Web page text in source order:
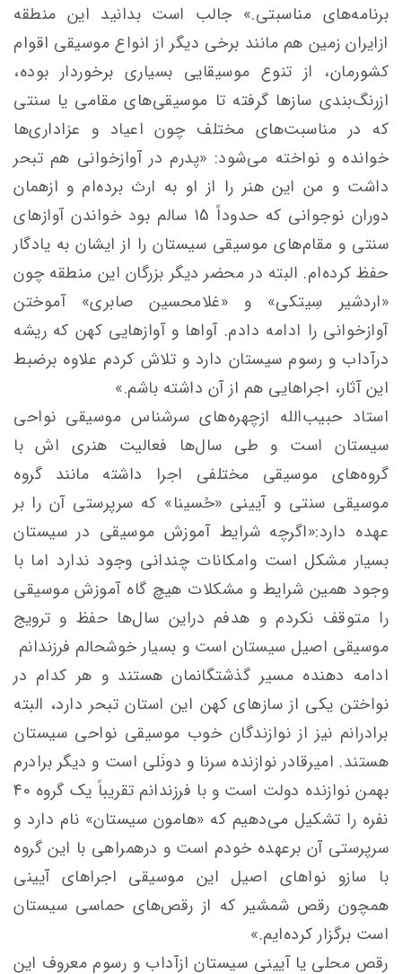
برنامه‌های مناسبتی.» جالب است بدانید این منطقه
ازایران زمین هم مانند برخی دیگر از انواع موسیقی اقوام
کشورمان، از تنوع موسیقایی بسیاری برخوردار بوده،
ازرنگ‌بندی سازها گرفته تا موسیقی‌های مقامی یا سنتی
که در مناسبت‌های مختلف چون اعیاد و عزاداری‌ها
خوانده و نواخته می‌شود: «پدرم در آوازخوانی هم تبحر
داشت و من این هنر را از او به ارث برده‌ام و ازهمان
دوران نوجوانی که حدوداً 15 سالم بود خواندن آوازهای
سنتی و مقام‌های موسیقی سیستان را از ایشان به یادگار
حفظ کرده‌ام. البته در محضر دیگر بزرگان این منطقه چون
«اردشیر سِیتکی» و «غلامحسین صابری» آموختن
آوازخوانی را ادامه دادم. آواها و آوازهایی کهن که ریشه
درآداب و رسوم سیستان دارد و تلاش کردم علاوه برضبط
این آثار، اجراهایی هم از آن داشته باشم.»
استاد حبیب‌الله ازچهره‌های سرشناس موسیقی نواحی
سیستان است و طی سال‌ها فعالیت هنری اش با
گروه‌های موسیقی مختلفی اجرا داشته مانند گروه
موسیقی سنتی و آیینی «حُسینا» که سرپرستی آن را بر
عهده دارد:«اگرچه شرایط آموزش موسیقی در سیستان
بسیار مشکل است وامکانات چندانی وجود ندارد اما با
وجود همین شرایط و مشکلات هیچ گاه آموزش موسیقی
را متوقف نکردم و هدفم دراین سال‌ها حفظ و ترویج
موسیقی اصیل سیستان است و بسیار خوشحالم فرزندانم
ادامه دهنده مسیر گذشتگانمان هستند و هر کدام در
نواختن یکی از سازهای کهن این استان تبحر دارد، البته
برادرانم نیز از نوازندگان خوب موسیقی نواحی سیستان
هستند. امیرقادر نوازنده سرنا و دونَلی است و دیگر برادرم
بهمن نوازنده دولت است و با فرزندانم تقریباً یک گروه 40
نفره را تشکیل می‌دهیم که «هامون سیستان» نام دارد و
سرپرستی آن برعهده خودم است و درهمراهی با این گروه
با سازو نواهای اصیل این موسیقی اجراهای آیینی
همچون رقص شمشیر که از رقص‌های حماسی سیستان
است برگزار کرده‌ایم.»
رقص محلی یا آیینی سیستان ازآداب و رسوم معروف این